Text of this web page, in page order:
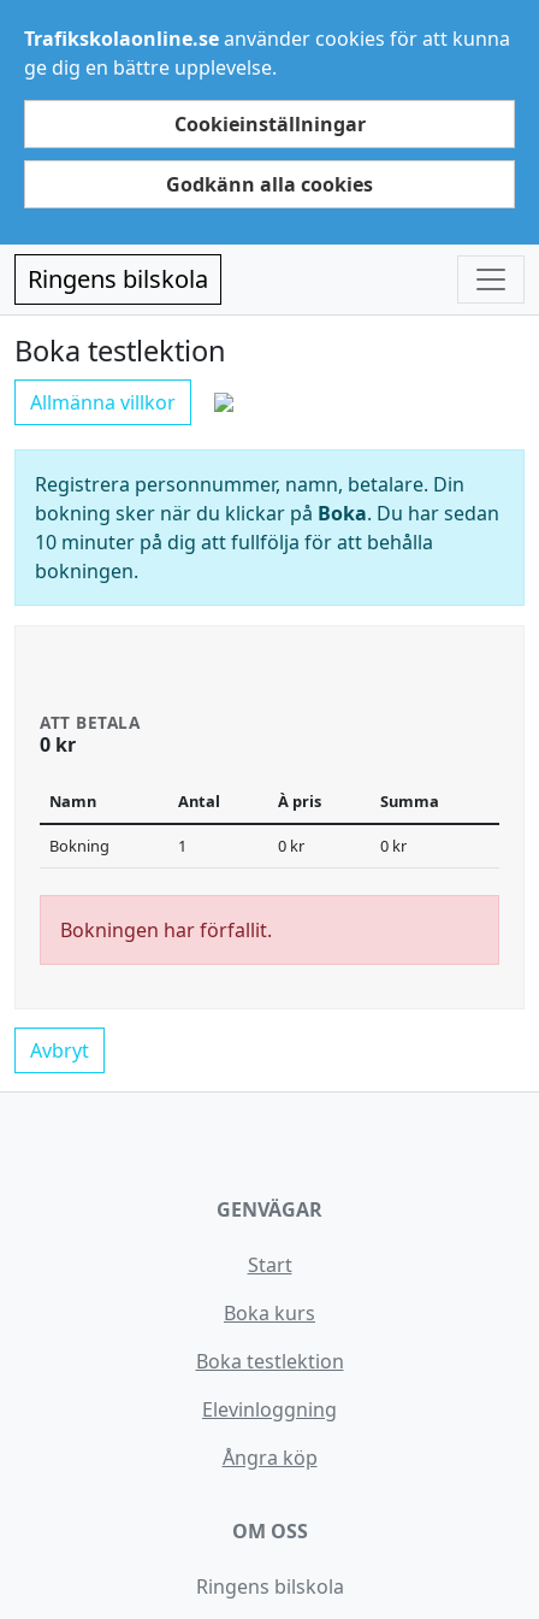
Trafikskolaonline.seanvänder cookies för att kunna
ge dig en bättre upplevelse.
Cookieinställningar
Godkänn alla cookies
Ringens bilskola
Boka testlektion
Allmänna villkor
Registrera personnummer, namn, betalare. Din
bokning sker när du klickar på Boka. Du har sedan
10 minuter på dig att fullfölja för att behålla
bokningen.
ATT BETALA
0 kr
Namn Antal À pris Summa
Bokning 1 0 kr 0 kr
Bokningen har förfallit.
Avbryt
GENVÄGAR
Start
Boka kurs
Boka testlektion
Elevinloggning
Ångra köp
OM OSS
Ringens bilskola